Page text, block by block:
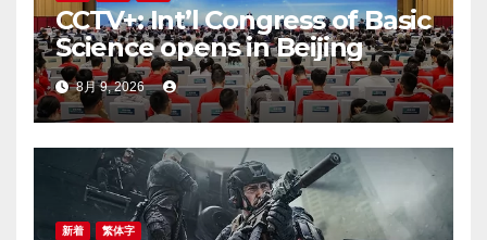
CCTV+: Int’l Congress of Basic
Science opens in Beijing
8月 9, 2026
新着 繁体字